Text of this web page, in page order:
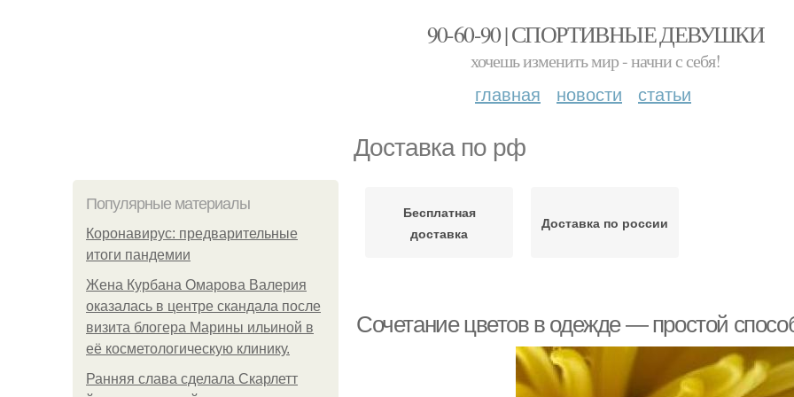
90-60-90 | СПОРТИВНЫЕ ДЕВУШКИ
хочешь изменить мир - начни с себя!
главная новости статьи
Доставка по рф
Популярные материалы
Коронавирус: предварительные
итоги пандемии
Жена Курбана Омарова Валерия
оказалась в центре скандала после
визита блогера Марины ильиной в
её косметологическую клинику.
Ранняя слава сделала Скарлетт
Бесплатная
доставка
Доставка по россии
Сочетание цветов в одежде — простой